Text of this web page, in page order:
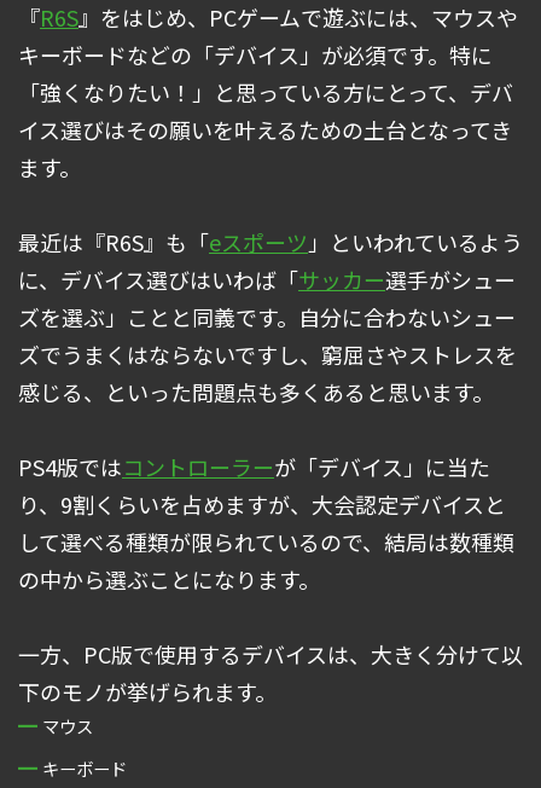
『R6S』をはじめ、PCゲームで遊ぶには、マウスや
キーボードなどの「デバイス」が必須です。特に
「強くなりたい！」と思っている方にとって、デバ
イス選びはその願いを叶えるための土台となってき
ます。
最近は『R6S』も「eスポーツ」といわれているよう
に、デバイス選びはいわば「サッカー選手がシュー
ズを選ぶ」ことと同義です。自分に合わないシュー
ズでうまくはならないですし、窮屈さやストレスを
感じる、といった問題点も多くあると思います。
PS4版ではコントローラーが「デバイス」に当た
り、9割くらいを占めますが、大会認定デバイスと
して選べる種類が限られているので、結局は数種類
の中から選ぶことになります。
一方、PC版で使用するデバイスは、大きく分けて以
下のモノが挙げられます。
マウス
キーボード